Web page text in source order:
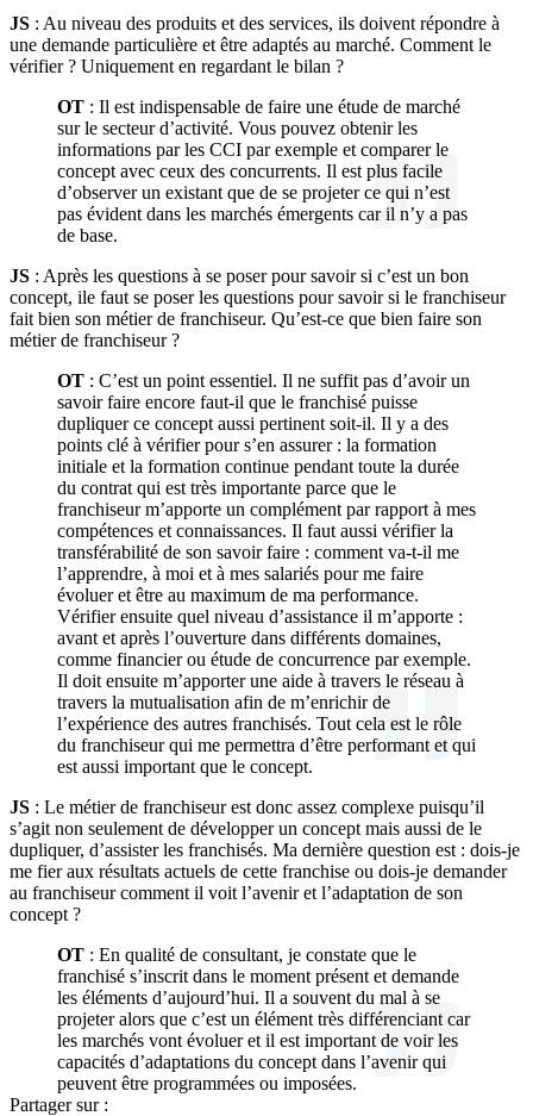
JS : Au niveau des produits et des services, ils doivent répondre à
une demande particulière et être adaptés au marché. Comment le
vérifier ? Uniquement en regardant le bilan ?
OT : Il est indispensable de faire une étude de marché
sur le secteur d’activité. Vous pouvez obtenir les
informations par les CCI par exemple et comparer le
concept avec ceux des concurrents. Il est plus facile
d’observer un existant que de se projeter ce qui n’est
pas évident dans les marchés émergents car il n’y a pas
de base.
JS : Après les questions à se poser pour savoir si c’est un bon
concept, ile faut se poser les questions pour savoir si le franchiseur
fait bien son métier de franchiseur. Qu’est-ce que bien faire son
métier de franchiseur ?
OT : C’est un point essentiel. Il ne suffit pas d’avoir un
savoir faire encore faut-il que le franchisé puisse
dupliquer ce concept aussi pertinent soit-il. Il y a des
points clé à vérifier pour s’en assurer : la formation
initiale et la formation continue pendant toute la durée
du contrat qui est très importante parce que le
franchiseur m’apporte un complément par rapport à mes
compétences et connaissances. Il faut aussi vérifier la
transférabilité de son savoir faire : comment va-t-il me
l’apprendre, à moi et à mes salariés pour me faire
évoluer et être au maximum de ma performance.
Vérifier ensuite quel niveau d’assistance il m’apporte :
avant et après l’ouverture dans différents domaines,
comme financier ou étude de concurrence par exemple.
Il doit ensuite m’apporter une aide à travers le réseau à
travers la mutualisation afin de m’enrichir de
l’expérience des autres franchisés. Tout cela est le rôle
du franchiseur qui me permettra d’être performant et qui
est aussi important que le concept.
JS : Le métier de franchiseur est donc assez complexe puisqu’il
s’agit non seulement de développer un concept mais aussi de le
dupliquer, d’assister les franchisés. Ma dernière question est : dois-je
me fier aux résultats actuels de cette franchise ou dois-je demander
au franchiseur comment il voit l’avenir et l’adaptation de son
concept ?
OT : En qualité de consultant, je constate que le
franchisé s’inscrit dans le moment présent et demande
les éléments d’aujourd’hui. Il a souvent du mal à se
projeter alors que c’est un élément très différenciant car
les marchés vont évoluer et il est important de voir les
capacités d’adaptations du concept dans l’avenir qui
peuvent être programmées ou imposées.
Partager sur :